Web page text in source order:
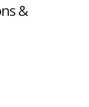
&